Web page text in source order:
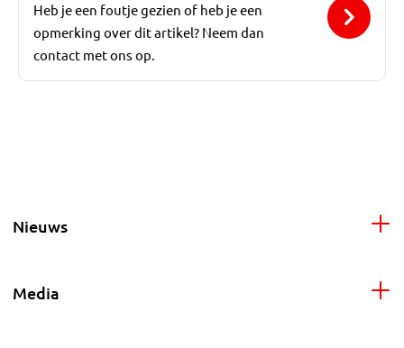
Heb je een foutje gezien of heb je een
opmerking over dit artikel? Neem dan
contact met ons op.
Nieuws
Media